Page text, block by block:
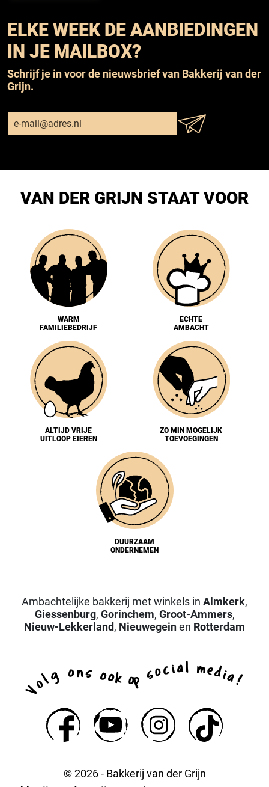
ELKE WEEK DE AANBIEDINGEN
IN JE MAILBOX?
Schrijf je in voor de nieuwsbrief van Bakkerij van der
Grijn.
VAN DER GRIJN STAAT VOOR
WARM
FAMILIEBEDRIJF
ECHTE
AMBACHT
ALTIJD VRIJE
UITLOOP EIEREN
ZO MIN MOGELIJK
TOEVOEGINGEN
DUURZAAM
ONDERNEMEN
Ambachtelijke bakkerij met winkels in Almkerk,
Giessenburg, Gorinchem, Groot-Ammers,
Nieuw-Lekkerland, Nieuwegeinen Rotterdam
V
o
lg ons ook o
p social media!
© 2026 - Bakkerij van der Grijn